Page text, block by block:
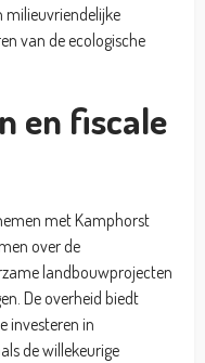
milieuvriendelijke
van de ecologische
en fiscale
met Kamphorst
over de
landbouwprojecten
De overheid biedt
investeren in
de willekeurige